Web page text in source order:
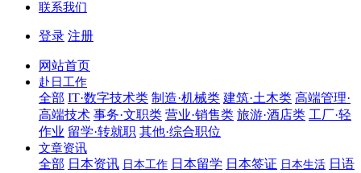
联系我们
登录 注册
网站首页
赴日工作
全部 IT·数字技术类 制造·机械类 建筑·土木类 高端管理·
高端技术 事务·文职类 营业·销售类 旅游·酒店类 工厂·轻
作业 留学·转就职 其他·综合职位
文章资讯
全部 日本资讯 日本工作 日本留学 日本签证 日本生活 日语